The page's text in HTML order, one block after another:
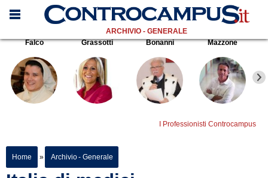
ARCHIVIO - GENERALE
Falco
Grassotti Bonanni Mazzone
I Professionisti Controcampus
Home » Archivio - Generale